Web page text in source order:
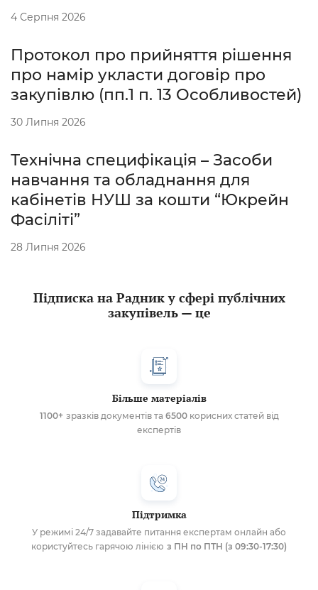
4 Серпня 2026
Протокол про прийняття рішення
про намір укласти договір про
закупівлю (пп.1 п. 13 Особливостей)
30 Липня 2026
Технічна специфікація – Засоби
навчання та обладнання для
кабінетів НУШ за кошти “Юкрейн
Фасіліті”
28 Липня 2026
Підписка на Радник у сфері публічних
закупівель — це
Більше матеріалів
1100+ зразків документів та 6500корисних статей від
експертів
Підтримка
У режимі 24/7 задавайте питання експертам онлайн або
користуйтесь гарячою лінією з ПН по ПТН (з 09:30-17:30)